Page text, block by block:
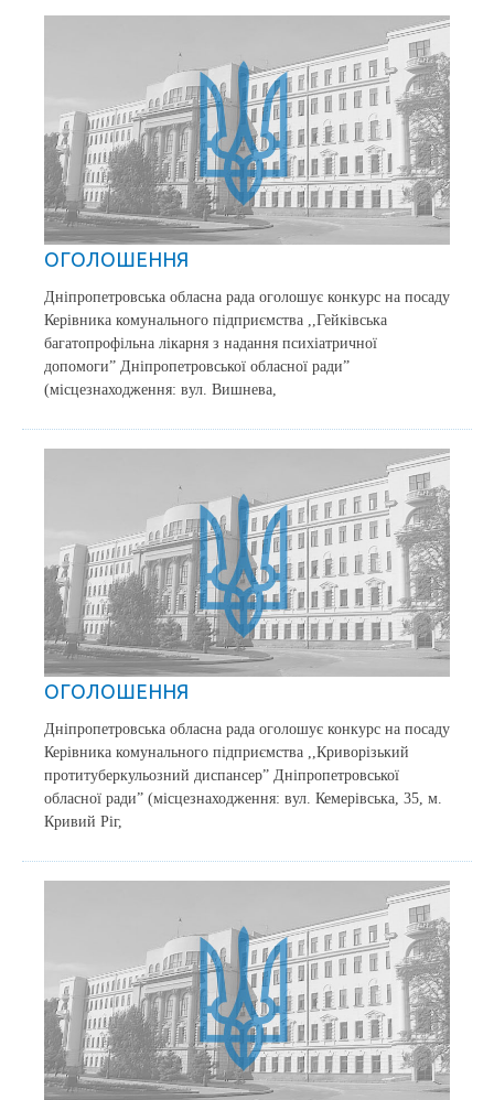
ОГОЛОШЕННЯ
Дніпропетровська обласна рада оголошує конкурс на посаду
Керівника комунального підприємства ,,Гейківська
багатопрофільна лікарня з надання психіатричної
допомоги” Дніпропетровської обласної ради”
(місцезнаходження: вул. Вишнева,
ОГОЛОШЕННЯ
Дніпропетровська обласна рада оголошує конкурс на посаду
Керівника комунального підприємства ,,Криворізький
протитуберкульозний диспансер” Дніпропетровської
обласної ради” (місцезнаходження: вул. Кемерівська, 35, м.
Кривий Ріг,